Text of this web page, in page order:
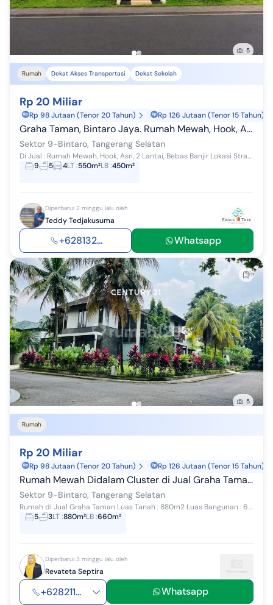
5
Rumah Dekat Akses Transportasi Dekat Sekolah
Rp 20 Miliar
Rp 98 Jutaan (Tenor 20 Tahun) Rp 126 Jutaan (Tenor 15 Tahun)
Graha Taman, Bintaro Jaya. Rumah Mewah, Hook, Asri, 2 Lantai, Bebas Banjir
Sektor 9-Bintaro, Tangerang Selatan
Di Jual : Rumah Mewah, Hook, Asri, 2 Lantai, Bebas Banjir Lokasi Strategis dan Premium : Graha Taman, Bintaro Jaya, Tangerang Selatan. Spesifikas...
9
5 4LT:550m²LB:450m²
Diperbarui 2 minggu lalu oleh
Teddy Tedjakusuma
+628132... Whatsapp
5
Rumah
Rp 20 Miliar
Rp 98 Jutaan (Tenor 20 Tahun) Rp 126 Jutaan (Tenor 15 Tahun)
Rumah Mewah Didalam Cluster di Jual Graha Taman Bintaro
Sektor 9-Bintaro, Tangerang Selatan
Rumah di Jual Graha Taman Luas Tanah : 880m2 Luas Bangunan : 600m2 Kamar Tidur : 5+1 Kamar Mandi : 3+1 Garasi : 2 Mobil Carport : 2 Mobil ...
5
3LT:880m²LB:660m²
Diperbarui 3 minggu lalu oleh
Revateta Septira
+628211... Whatsapp